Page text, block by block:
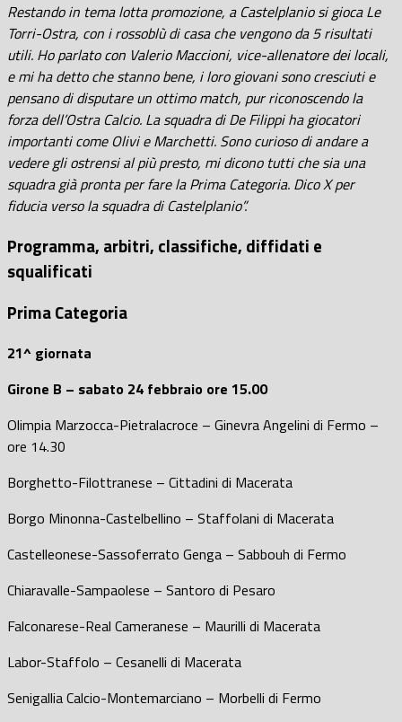
Restando in tema lotta promozione, a Castelplanio si gioca Le
Torri-Ostra, con i rossoblù di casa che vengono da 5 risultati
utili. Ho parlato con Valerio Maccioni, vice-allenatore dei locali,
e mi ha detto che stanno bene, i loro giovani sono cresciuti e
pensano di disputare un ottimo match, pur riconoscendo la
forza dell’Ostra Calcio. La squadra di De Filippi ha giocatori
importanti come Olivi e Marchetti. Sono curioso di andare a
vedere gli ostrensi al più presto, mi dicono tutti che sia una
squadra già pronta per fare la Prima Categoria. Dico X per
fiducia verso la squadra di Castelplanio”.
Programma, arbitri, classifiche, diffidati e
squalificati
Prima Categoria
21^ giornata
Girone B – sabato 24 febbraio ore 15.00
Olimpia Marzocca-Pietralacroce – Ginevra Angelini di Fermo –
ore 14.30
Borghetto-Filottranese – Cittadini di Macerata
Borgo Minonna-Castelbellino – Staffolani di Macerata
Castelleonese-Sassoferrato Genga – Sabbouh di Fermo
Chiaravalle-Sampaolese – Santoro di Pesaro
Falconarese-Real Cameranese – Maurilli di Macerata
Labor-Staffolo – Cesanelli di Macerata
Senigallia Calcio-Montemarciano – Morbelli di Fermo